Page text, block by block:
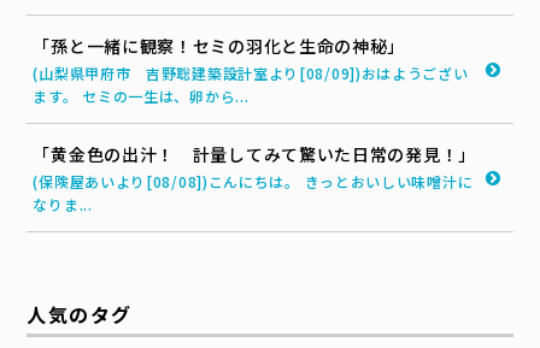
「孫と一緒に観察！セミの羽化と生命の神秘」
(山梨県甲府市 吉野聡建築設計室より[08/09])おはようござい
ます。 セミの一生は、卵から...
「黄金色の出汁！ 計量してみて驚いた日常の発見！」
(保険屋あいより[08/08])こんにちは。 きっとおいしい味噌汁に
なりま...
人気のタグ